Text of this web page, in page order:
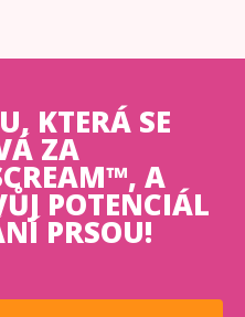
KTERÁ SE
ZA
A
POTENCIÁL
PRSOU!